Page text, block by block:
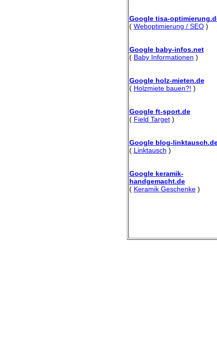
Google tisa-
( Weboptimierung / SEO)
Google baby-infos.net
( Baby Informationen )
Google holz-mieten.de
( Holzmiete bauen?! )
Google ft-sport.de
( Field Target)
Google blog-
( Linktausch )
Google keramik-
handgemacht.de
( Keramik Geschenke)